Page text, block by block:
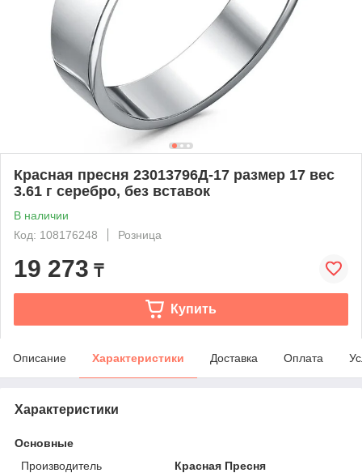
Красная пресня 23013796Д-17 размер 17 вес
3.61 г серебро, без вставок
В наличии
Код: 108176248
Розница
19 273 ₸
Купить
Описание Характеристики Доставка Оплата
Характеристики
Основные
Производитель
Красная Пресня